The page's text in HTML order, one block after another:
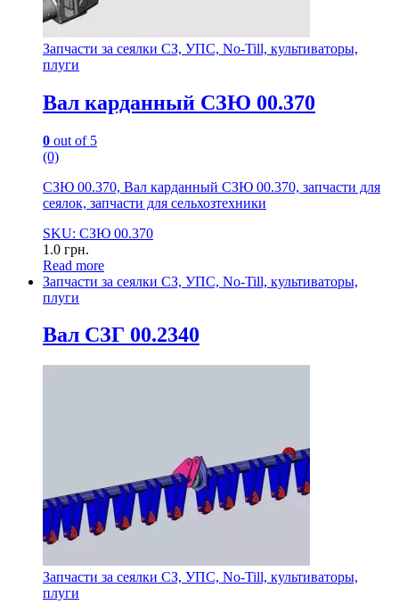
Запчасти за сеялки СЗ, УПС, No-Till, культиваторы,
плуги
Вал карданный СЗЮ 00.370
0 out of 5
(0)
СЗЮ 00.370, Вал карданный СЗЮ 00.370, запчасти для
сеялок, запчасти для сельхозтехники
SKU: СЗЮ 00.370
1.0 грн.
Read more
Запчасти за сеялки СЗ, УПС, No-Till, культиваторы,
плуги
Вал СЗГ 00.2340
Запчасти за сеялки СЗ, УПС, No-Till, культиваторы,
плуги